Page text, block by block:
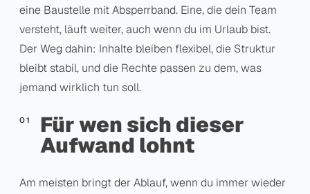
eine Baustelle mit Absperrband. Eine, die dein Team
versteht, läuft weiter, auch wenn du im Urlaub bist.
Der Weg dahin: Inhalte bleiben flexibel, die Struktur
bleibt stabil, und die Rechte passen zu dem, was
jemand wirklich tun soll.
Für wen sich dieser
Aufwand lohnt
Am meisten bringt der Ablauf, wenn du immer wieder